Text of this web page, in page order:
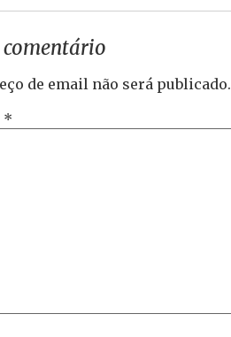
de email não será publicado.
*